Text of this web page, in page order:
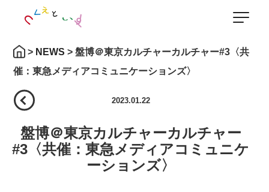
> NEWS >盤博＠東京カルチャーカルチャー#3〈共
催：東急メディアコミュニケーションズ〉
2023.01.22
盤博＠東京カルチャーカルチャー
#3〈共催：東急メディアコミュニケ
ーションズ〉